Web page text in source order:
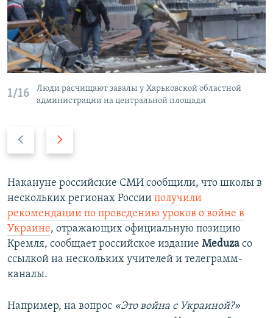
1/16
Люди расчищают завалы у Харьковской областной
администрации на центральной площади
д
ы
д
у
щ
и
й
л
д
у
ю
щ
и
й
а
Накануне российские СМИ сообщили, что школы в
нескольких регионах России получили
рекомендации по проведению уроков о войне в
Украине, отражающих официальную позицию
Кремля, сообщает российское издание Meduza со
ссылкой на нескольких учителей и телеграмм-
каналы.
Например, на вопрос «Это война с Украиной?»